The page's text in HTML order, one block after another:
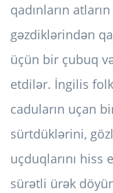
qadınların
gəzdiklərindən
üçün bir çubuq
etdilər. İngilis
caduların uçan
sürtdüklərini,
uçduqlarını hiss
sürətli ürək